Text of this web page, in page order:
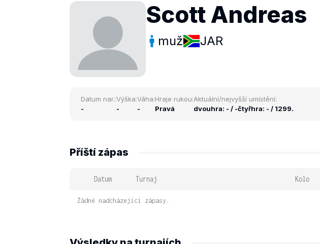
Scott Andreas
muž JAR
Datum nar.:
-
Výška:
-
Váha:
-
Hraje rukou:
Pravá
Aktuální/nejvyšší umístění:
dvouhra: - / -čtyřhra: - / 1299.
Příští zápas
Datum Turnaj Kolo
Žádné nadcházející zápasy.